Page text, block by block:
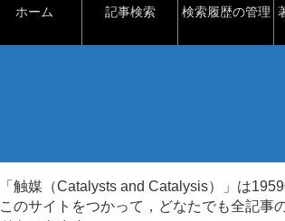
ホーム 記事検索 検索履歴の管理
「触媒（Catalysts and Catalysis）」は
このサイトをつかって，どなたでも全記事